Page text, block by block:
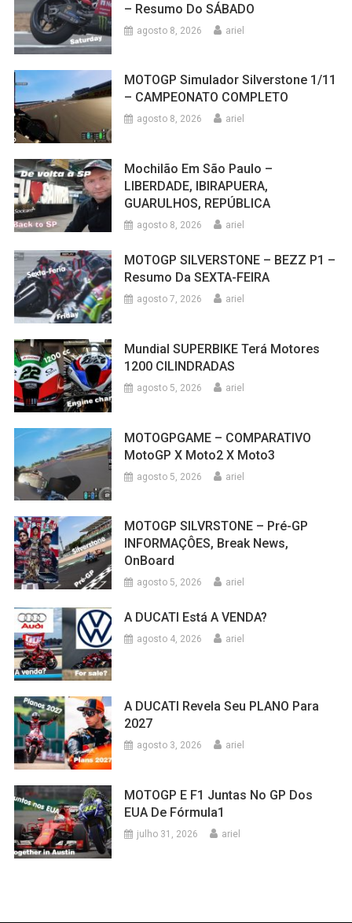
– Resumo Do SÁBADO
agosto 8, 2026 ariel
MOTOGP Simulador Silverstone 1/11
– CAMPEONATO COMPLETO
agosto 8, 2026 ariel
Mochilão Em São Paulo –
LIBERDADE, IBIRAPUERA,
GUARULHOS, REPÚBLICA
agosto 8, 2026 ariel
MOTOGP SILVERSTONE – BEZZ P1 –
Resumo Da SEXTA-FEIRA
agosto 7, 2026 ariel
Mundial SUPERBIKE Terá Motores
1200 CILINDRADAS
agosto 5, 2026 ariel
MOTOGPGAME – COMPARATIVO
MotoGP X Moto2 X Moto3
agosto 5, 2026 ariel
MOTOGP SILVRSTONE – Pré-GP
INFORMAÇÔES, Break News,
OnBoard
agosto 5, 2026 ariel
A DUCATI Está A VENDA?
agosto 4, 2026 ariel
A DUCATI Revela Seu PLANO Para
2027
agosto 3, 2026 ariel
MOTOGP E F1 Juntas No GP Dos
EUA De Fórmula1
julho 31, 2026 ariel